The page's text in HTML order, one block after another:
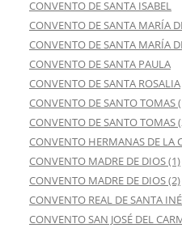
CONVENTO DE SANTA ISABEL
CONVENTO DE SANTA MARÍA
CONVENTO DE SANTA MARÍA
CONVENTO DE SANTA PAULA
CONVENTO DE SANTA ROSALIA
CONVENTO DE SANTO TOMAS
CONVENTO DE SANTO TOMAS
CONVENTO HERMANAS DE LA
CONVENTO MADRE DE DIOS (1)
CONVENTO MADRE DE DIOS (2)
CONVENTO REAL DE SANTA
CONVENTO SAN JOSÉ DEL